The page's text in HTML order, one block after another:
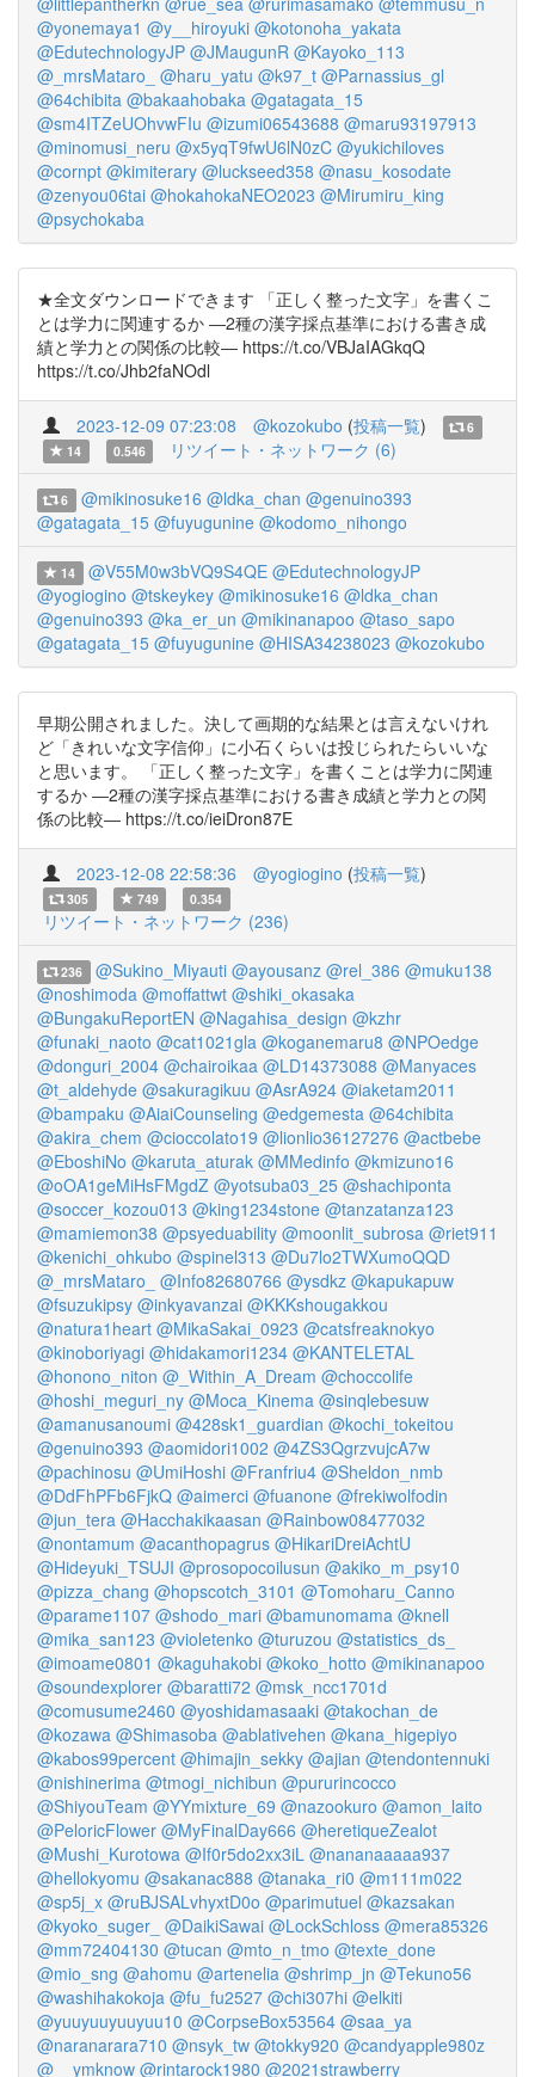
@yonemaya1 @y__hiroyuki @kotonoha_yakata
@EdutechnologyJP @JMaugunR @Kayoko_113
@_mrsMataro_
@haru_yatu @k97_t @Parnassius_gl
@64chibita @bakaahobaka @gatagata_15
@sm4ITZeUOhvwFIu @izumi06543688 @maru93197913
@minomusi_neru @x5yqT9fwU6lN0zC @yukichiloves
@cornpt @kimiterary @luckseed358 @nasu_kosodate
@zenyou06tai @hokahokaNEO2023 @Mirumiru_king
@psychokaba
★全文ダウンロードできます 「正しく整った文字」を書くこ
とは学力に関連するか ―2種の漢字採点基準における書き成
績と学力との関係の比較― https://t.co/VBJaIAGkqQ
https://t.co/Jhb2faNOdl
2023-12-09 07:23:08 @kozokubo (投稿一覧)
6
14
0.546 リツイート・ネットワーク (6)
6 @mikinosuke16 @ldka_chan @genuino393
@gatagata_15 @fuyugunine @kodomo_nihongo
14 @V55M0w3bVQ9S4QE @EdutechnologyJP
@yogiogino @tskeykey @mikinosuke16 @ldka_chan
@genuino393 @ka_er_un @mikinanapoo @taso_sapo
@gatagata_15 @fuyugunine @HISA34238023 @kozokubo
早期公開されました。決して画期的な結果とは言えないけれ
ど「きれいな文字信仰」に小石くらいは投じられたらいいな
と思います。 「正しく整った文字」を書くことは学力に関連
するか ―2種の漢字採点基準における書き成績と学力との関
係の比較― https://t.co/ieiDron87E
2023-12-08 22:58:36 @yogiogino (投稿一覧)
305 749 0.354
リツイート・ネットワーク (236)
236 @Sukino_Miyauti @ayousanz @rel_386 @muku138
@noshimoda @moffattwt @shiki_okasaka
@BungakuReportEN @Nagahisa_design @kzhr
@funaki_naoto @cat1021gla @koganemaru8 @NPOedge
@donguri_2004 @chairoikaa @LD14373088 @Manyaces
@t_aldehyde @sakuragikuu @AsrA924 @iaketam2011
@bampaku @AiaiCounseling @edgemesta @64chibita
@akira_chem @cioccolato19 @lionlio36127276 @actbebe
@EboshiNo @karuta_aturak @MMedinfo @kmizuno16
@oOA1geMiHsFMgdZ @yotsuba03_25 @shachiponta
@soccer_kozou013 @king1234stone @tanzatanza123
@mamiemon38 @psyeduability @moonlit_subrosa @riet911
@kenichi_ohkubo @spinel313 @Du7lo2TWXumoQQD
@_mrsMataro_
@Info82680766 @ysdkz @kapukapuw
@fsuzukipsy @inkyavanzai @KKKshougakkou
@natura1heart @MikaSakai_0923 @catsfreaknokyo
@kinoboriyagi @hidakamori1234 @KANTELETAL
@honono_niton @_Within_A_Dream @choccolife
@hoshi_meguri_ny @Moca_Kinema @sinqlebesuw
@amanusanoumi @428sk1_guardian @kochi_tokeitou
@genuino393 @aomidori1002 @4ZS3QgrzvujcA7w
@pachinosu @UmiHoshi @Franfriu4 @Sheldon_nmb
@DdFhPFb6FjkQ @aimerci @fuanone @frekiwolfodin
@jun_tera @Hacchakikaasan @Rainbow08477032
@nontamum @acanthopagrus @HikariDreiAchtU
@Hideyuki_TSUJI @prosopocoilusun @akiko_m_psy10
@pizza_chang @hopscotch_3101 @Tomoharu_Canno
@parame1107 @shodo_mari @bamunomama @knell
@mika_san123 @violetenko @turuzou @statistics_ds_
@imoame0801 @kaguhakobi @koko_hotto @mikinanapoo
@soundexplorer @baratti72 @msk_ncc1701d
@comusume2460 @yoshidamasaaki @takochan_de
@kozawa @Shimasoba @ablativehen @kana_higepiyo
@kabos99percent @himajin_sekky @ajian @tendontennuki
@nishinerima @tmogi_nichibun @pururincocco
@ShiyouTeam @YYmixture_69 @nazookuro @amon_laito
@PeloricFlower @MyFinalDay666 @heretiqueZealot
@Mushi_Kurotowa @If0r5do2xx3iL @nananaaaaa937
@hellokyomu @sakanac888 @tanaka_ri0 @m111m022
@sp5j_x @ruBJSALvhyxtD0o @parimutuel @kazsakan
@kyoko_suger_ @DaikiSawai @LockSchloss @mera85326
@mm72404130 @tucan @mto_n_tmo @texte_done
@mio_sng @ahomu @artenelia @shrimp_jn @Tekuno56
@washihakokoja @fu_fu2527 @chi307hi @elkiti
@yuuyuuyuuyuu10 @CorpseBox53564 @saa_ya
@naranarara710 @nsyk_tw @tokky920 @candyapple980z
@__ymknow @rintarock1980 @2021strawberry